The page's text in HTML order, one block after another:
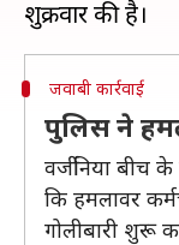
जवाबी कार्रवाई
पुलिस ने
वर्जीनिया बीच
कि हमलावर
गोलीबारी शुरू